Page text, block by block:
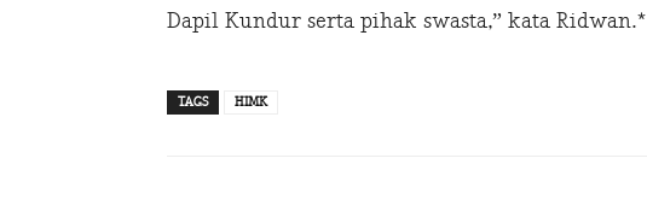
Dapil Kundur serta pihak swasta,” kata Ridwan.*
TAGS HIMK